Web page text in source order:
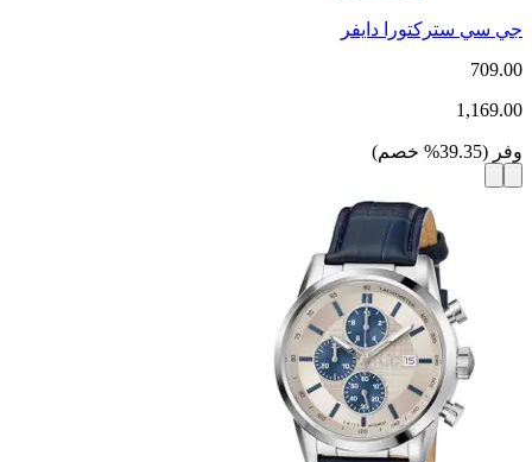
جي سي ستركتورا دايفر
709.00
1,169.00
وفر (
39.35
% خصم)